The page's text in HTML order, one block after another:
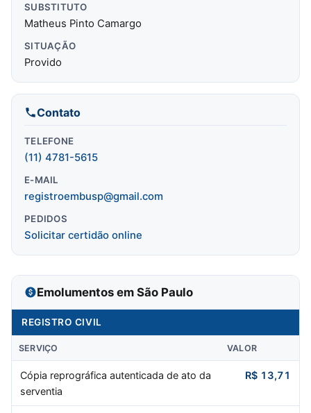
SUBSTITUTO
Matheus Pinto Camargo
SITUAÇÃO
Provido
Contato
TELEFONE
(11) 4781-5615
E-MAIL
registroembusp@gmail.com
PEDIDOS
Solicitar certidão online
Emolumentos em São Paulo
REGISTRO CIVIL
SERVIÇO VALOR
Cópia reprográfica autenticada de ato da
serventia
R$ 13,71